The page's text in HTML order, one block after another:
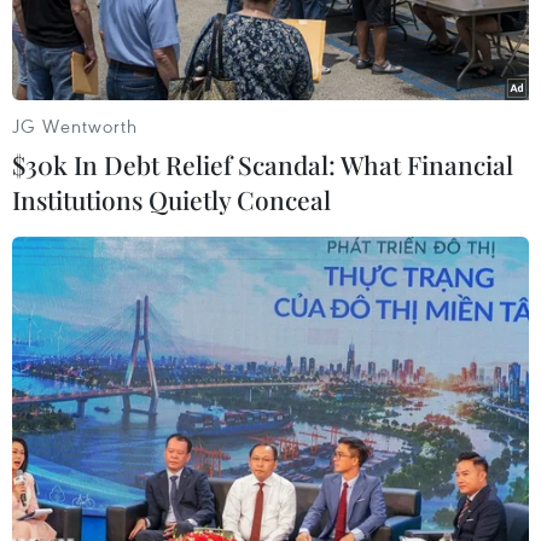
dân tộc Việt Nam trên con đường phát triển và hội
nhập quốc tế.
Trang điện tử của đài phát thanh La Primerisima trân trọng
đăng toàn văn bài viết “Nước Việt Nam là một, dân tộc Việt
Nam là một” của Tổng Bí thư Tô Lâm. (Ảnh: Mai
Phương/TTXVN)
JG Wentworth
$30k In Debt Relief Scandal: What Financial
Institutions Quietly Conceal